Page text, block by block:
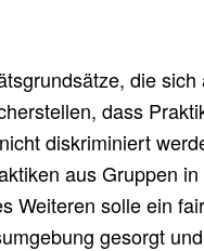
die sich
dass
diskriminiert
aus Gruppen
Weiteren solle ein
gesorgt